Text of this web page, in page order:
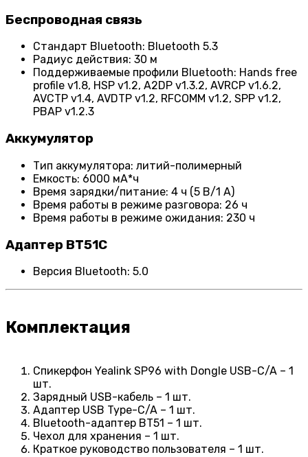
Беспроводная связь
Стандарт Bluetooth: Bluetooth 5.3
Радиус действия: 30 м
Поддерживаемые профили Bluetooth: Hands free
profile v1.8, HSP v1.2, A2DP v1.3.2, AVRCP v1.6.2,
AVCTP v1.4, AVDTP v1.2, RFCOMM v1.2, SPP v1.2,
PBAP v1.2.3
Аккумулятор
Тип аккумулятора: литий-полимерный
Емкость: 6000 мА*ч
Время зарядки/питание: 4 ч (5 В/1 А)
Время работы в режиме разговора: 26 ч
Время работы в режиме ожидания: 230 ч
Адаптер BT51C
Версия Bluetooth: 5.0
Комплектация
Спикерфон Yealink SP96 with Dongle USB-C/A – 1
шт.
Зарядный USB-кабель – 1 шт.
Адаптер USB Type-C/A – 1 шт.
Bluetooth-адаптер BT51 – 1 шт.
Чехол для хранения – 1 шт.
Краткое руководство пользователя – 1 шт.